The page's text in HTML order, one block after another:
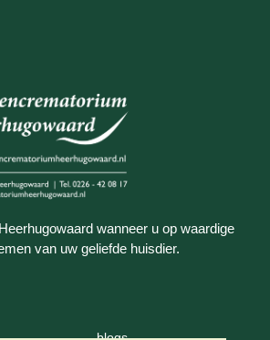
wanneer u op waardige
van uw geliefde huisdier.